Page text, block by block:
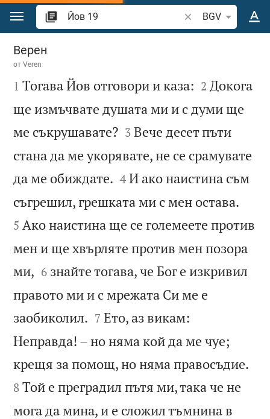
Преминете към съдържанието
Търсете стих или
BGV
Йов 19
Верен
отVeren

1 Тогава Йов отговори и каза: 

2 Докога
ще измъчвате душата ми и с думи ще
ме съкрушавате?
3 Вече десет пъти
стана да ме укорявате, не се срамувате
да ме обиждате. 

4 И ако наистина съм
съгрешил, грешката ми с мен остава.
5 Ако наистина ще се големеете против
мен и ще хвърляте против мен позора
ми, 

6 знайте тогава, че Бог е изкривил
правото ми и с мрежата Си ме е
заобиколил. 

7 Ето, аз викам:
Неправда! – но няма кой да ме чуе;
крещя за помощ, но няма правосъдие.
8 Той е преградил пътя ми, така че не
мога да мина, и е сложил тъмнина в